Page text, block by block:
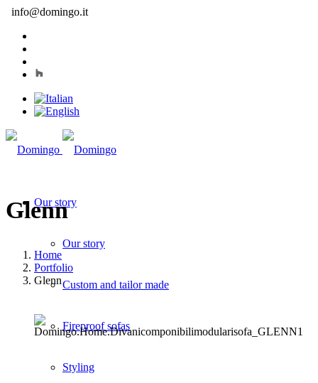
info@domingo.it
Our story
Our story
Custom and tailor made
Fireproof sofas
Styling
Glenn
Home
Portfolio
Glenn